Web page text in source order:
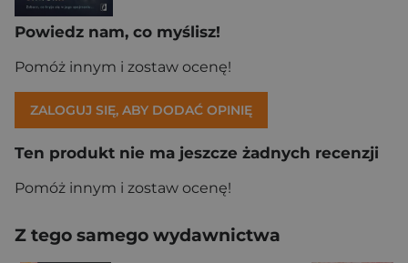
Powiedz nam, co myślisz!
Pomóż innym i zostaw ocenę!
ZALOGUJ SIĘ, ABY DODAĆ OPINIĘ
Ten produkt nie ma jeszcze żadnych recenzji
Pomóż innym i zostaw ocenę!
Z tego samego wydawnictwa